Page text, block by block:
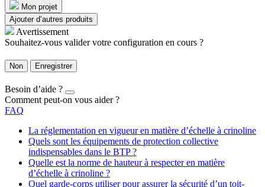
Mon projet
Ajouter d’autres produits
Avertissement
Souhaitez-vous valider votre configuration en cours ?
Non Enregistrer
Besoin d’aide ?
Comment peut-on vous aider ?
FAQ
La réglementation en vigueur en matière d’échelle à crinoline
Quels sont les équipements de protection collective
indispensables dans le BTP ?
Quelle est la norme de hauteur à respecter en matière
d’échelle à crinoline ?
Quel garde-corps utiliser pour assurer la sécurité d’un toit-